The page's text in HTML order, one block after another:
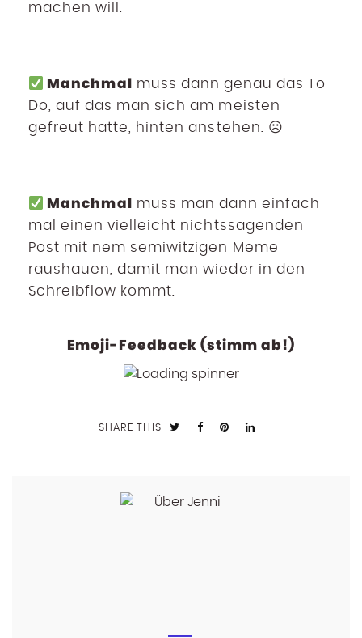
machen will.
Manchmal muss dann genau das To
Do, auf das man sich am meisten
gefreut hatte, hinten anstehen. ☹
Manchmal muss man dann einfach
mal einen vielleicht nichtssagenden
Post mit nem semiwitzigen Meme
raushauen, damit man wieder in den
Schreibflow kommt.
Emoji-Feedback (stimm ab!)
SHARE THIS